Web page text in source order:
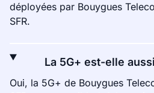
déployées par Bouygues
SFR.
La 5G+ est-elle
Oui, la 5G+ de Bouygues